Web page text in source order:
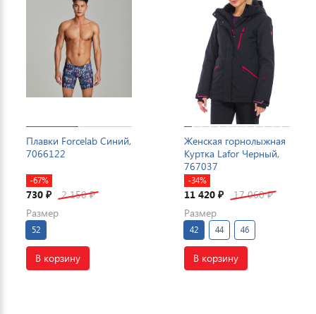
Плавки Forcelab Синий,
7066122
-67%
730 ₽ 2 150₽
Размер
52
В корзину
Женская горнолыжная
Куртка Lafor Черный,
767037
-34%
11 420 ₽ 17 060₽
Размер
42 44 46
В корзину